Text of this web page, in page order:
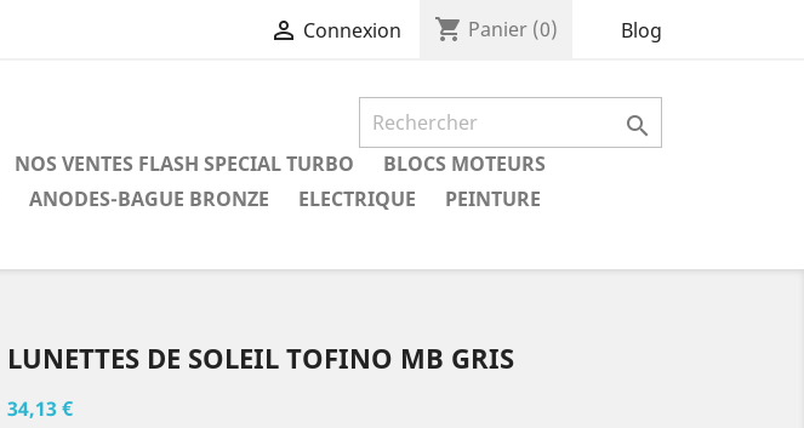
 Connexion shopping_cart Panier (0) Blog

NOS VENTES FLASH SPECIAL TURBO
BLOCS MOTEURS
ANODES-BAGUE BRONZE ELECTRIQUE PEINTURE
LUNETTES DE SOLEIL TOFINO MB GRIS
34,13 €